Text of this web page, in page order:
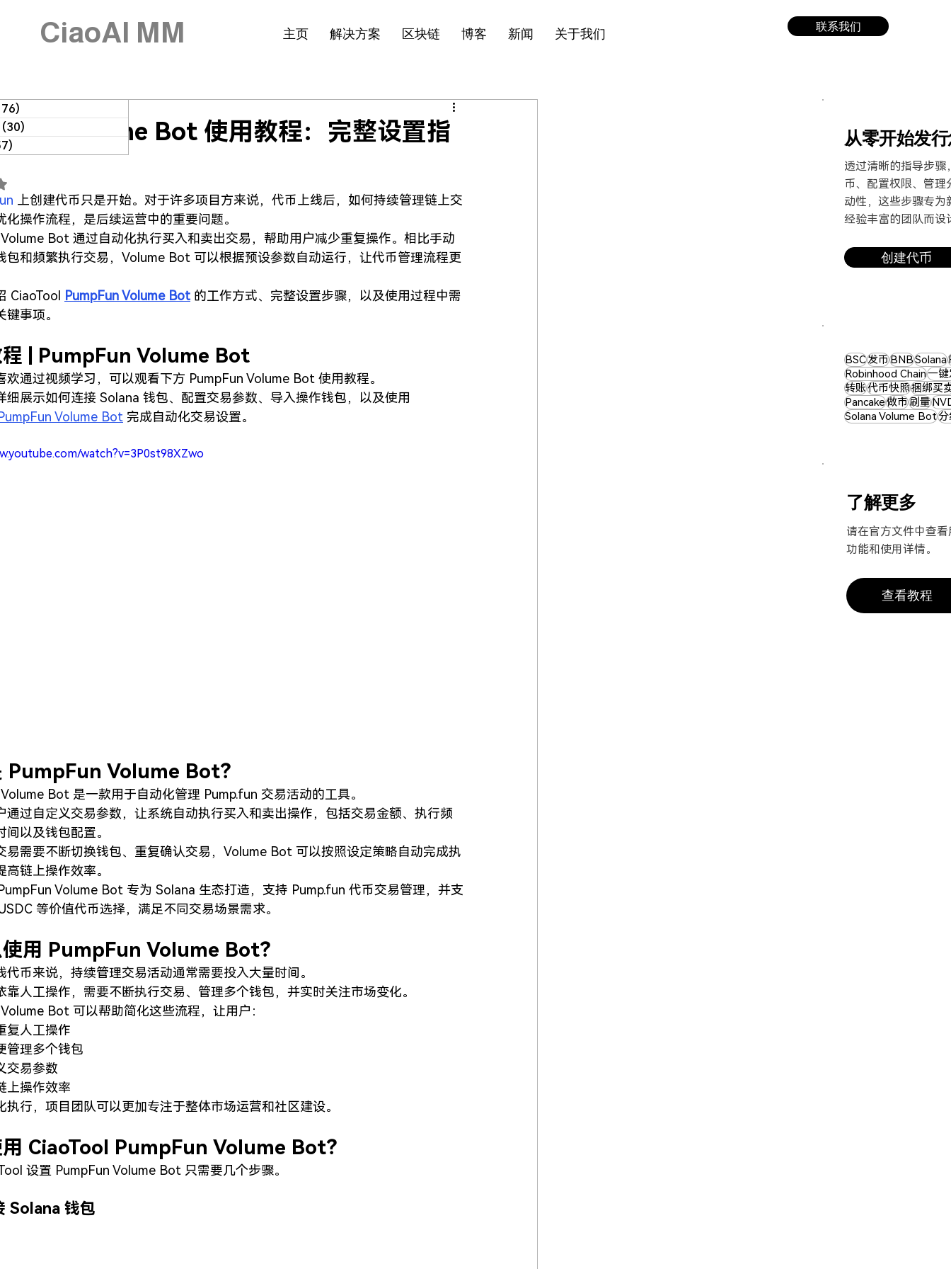
CiaoAI MM 主页 解决方案 区块链 博客 新闻 关于我们 联系我们
Volume Bot 使用教程：完整设置指
NaN（最高為 5 顆星）。
上创建代币只是开始。对于许多项目方来说，代币上线后，如何持续管理链上交
化操作流程，是后续运营中的重要问题。
Bot 通过自动化执行买入和卖出交易，帮助用户减少重复操作。相比手动
包和频繁执行交易，Volume Bot 可以根据预设参数自动运行，让代币管理流程更
CiaoTool PumpFun Volume Bot 的工作方式、完整设置步骤，以及使用过程中需
事项。
程 | PumpFun Volume Bot
欢通过视频学习，可以观看下方 PumpFun Volume Bot 使用教程。
细展示如何连接 Solana 钱包、配置交易参数、导入操作钱包，以及使用
Volume Bot 完成自动化交易设置。
watch?v=3P0st98XZwo
PumpFun Volume Bot？
Bot 是一款用于自动化管理 Pump.fun 交易活动的工具。
通过自定义交易参数，让系统自动执行买入和卖出操作，包括交易金额、执行频
间以及钱包配置。
易需要不断切换钱包、重复确认交易，Volume Bot 可以按照设定策略自动完成执
高链上操作效率。
Volume Bot 专为 Solana 生态打造，支持 Pump.fun 代币交易管理，并支
等价值代币选择，满足不同交易场景需求。
用 PumpFun Volume Bot？
代币来说，持续管理交易活动通常需要投入大量时间。
靠人工操作，需要不断执行交易、管理多个钱包，并实时关注市场变化。
Bot 可以帮助简化这些流程，让用户：
复人工操作
管理多个钱包
交易参数
上操作效率
执行，项目团队可以更加专注于整体市场运营和社区建设。
CiaoTool PumpFun Volume Bot？
设置 PumpFun Volume Bot 只需要几个步骤。
Solana 钱包
(30)
从零开始发
透过清晰的指导步骤
币、 配置权限、管理
动性， 这些步骤专为
经验丰富的团队而设
创建代币
BSC发币BNBSolana
Robinhood Chain一
转账代币快照捆绑买
Pancake做市刷量
Solana Volume Bot分
​了解更多
请在官方文件中查看
功能和使用详情。​
查看教程